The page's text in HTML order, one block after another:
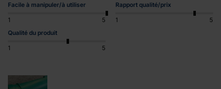
Facile à manipuler/à utiliser
1 5
Rapport qualité/prix
1
5
Qualité du produit
1 5